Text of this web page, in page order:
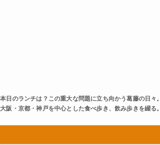
本日のランチは？この重大な問題に立ち向かう葛藤の日々。
大阪・京都・神戸を中心とした食べ歩き、飲み歩きを綴る。